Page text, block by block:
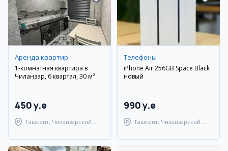
Аренда квартир
1-комнатная квартира в
Чиланзар, 6 квартал, 30 м²
450 y.e
Ташкент, Чиланзарский
Телефоны
iPhone Air 256GB Space Black
новый
990 y.e
Ташкент, Чиланзарский